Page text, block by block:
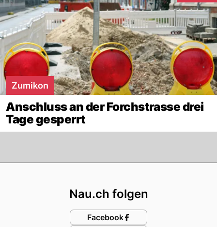
Zumikon
Anschluss an der Forchstrasse drei
Tage gesperrt
Nau.ch folgen
Facebook